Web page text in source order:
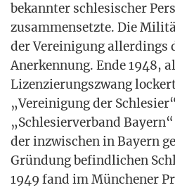
bekann­ter schle­si­scher
zusam­men­setz­te. Die
der Ver­ei­ni­gung aller­dings
Aner­ken­nung. Ende 1948,
Lizen­zie­rungs­zwang
„Ver­ei­ni­gung der
„Schle­si­er­ver­band
der inzwi­schen in Bay­ern
Grün­dung befind­li­chen
1949 fand im Mün­che­ner